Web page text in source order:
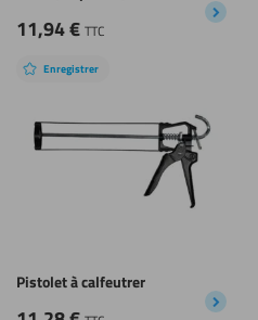
11,94€ TTC
Enregistrer
Pistolet à calfeutrer